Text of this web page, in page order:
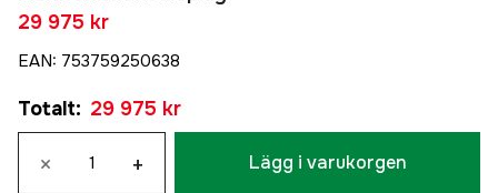
29 975 kr
EAN: 753759250638
Totalt: 29 975 kr
× + Lägg i varukorgen